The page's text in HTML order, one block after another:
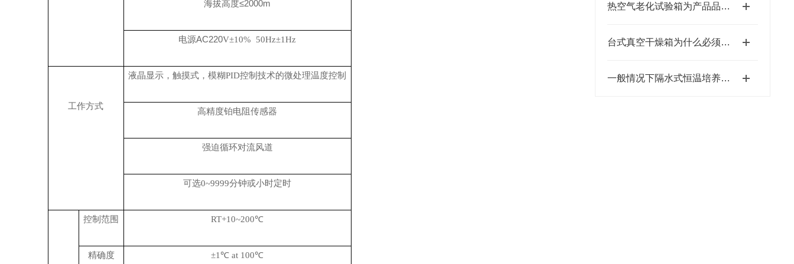
热空气老化试验箱为产品品质保驾护航
台式真空干燥箱为什么必须先抽真空再升温加热
一般情况下隔水式恒温培养箱的使用注意事项
海拔高度≤2000m
电源AC220V±10% 50Hz±1Hz
工作方式
液晶显示，触摸式，模糊PID控制技术的微处理温度控制
高精度铂电阻传感器
强迫循环对流风道
可选0~9999分钟或小时定时
控制范围 RT+10~200℃
精确度 ±1℃ at 100℃